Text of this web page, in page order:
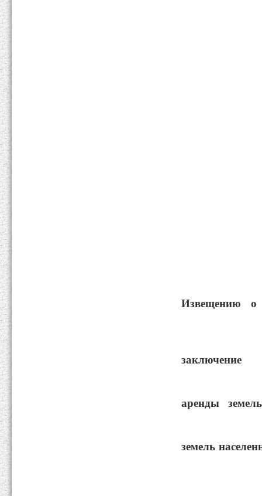
Извещению о
аренды
земель